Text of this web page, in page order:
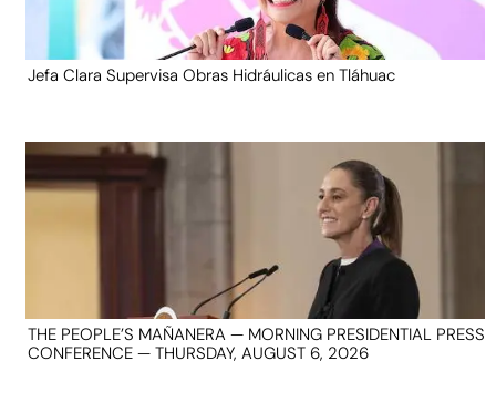
Jefa Clara Supervisa Obras Hidráulicas en Tláhuac
THE PEOPLE’S MAÑANERA — MORNING PRESIDENTIAL PRESS
CONFERENCE — THURSDAY, AUGUST 6, 2026